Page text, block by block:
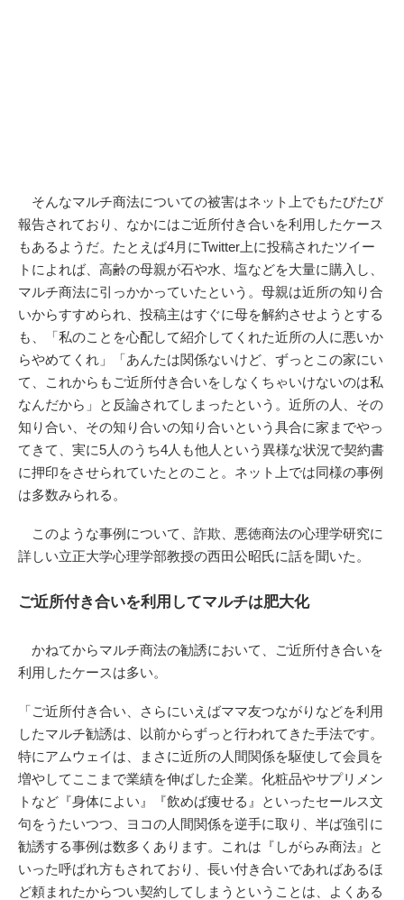
そんなマルチ商法についての被害はネット上でもたびたび
報告されており、なかにはご近所付き合いを利用したケース
もあるようだ。たとえば4月にTwitter上に投稿されたツイー
トによれば、高齢の母親が石や水、塩などを大量に購入し、
マルチ商法に引っかかっていたという。母親は近所の知り合
いからすすめられ、投稿主はすぐに母を解約させようとする
も、「私のことを心配して紹介してくれた近所の人に悪いか
らやめてくれ」「あんたは関係ないけど、ずっとこの家にい
て、これからもご近所付き合いをしなくちゃいけないのは私
なんだから」と反論されてしまったという。近所の人、その
知り合い、その知り合いの知り合いという具合に家までやっ
てきて、実に5人のうち4人も他人という異様な状況で契約書
に押印をさせられていたとのこと。ネット上では同様の事例
は多数みられる。
このような事例について、詐欺、悪徳商法の心理学研究に
詳しい立正大学心理学部教授の西田公昭氏に話を聞いた。
ご近所付き合いを利用してマルチは肥大化
かねてからマルチ商法の勧誘において、ご近所付き合いを
利用したケースは多い。
「ご近所付き合い、さらにいえばママ友つながりなどを利用
したマルチ勧誘は、以前からずっと行われてきた手法です。
特にアムウェイは、まさに近所の人間関係を駆使して会員を
増やしてここまで業績を伸ばした企業。化粧品やサプリメン
トなど『身体によい』『飲めば痩せる』といったセールス文
句をうたいつつ、ヨコの人間関係を逆手に取り、半ば強引に
勧誘する事例は数多くあります。これは『しがらみ商法』と
いった呼ばれ方もされており、長い付き合いであればあるほ
ど頼まれたからつい契約してしまうということは、よくある